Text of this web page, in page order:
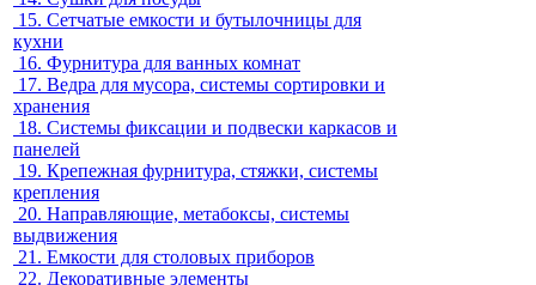
15. Сетчатые емкости и бутылочницы для
кухни
16. Фурнитура для ванных комнат
17. Ведра для мусора, системы сортировки и
хранения
18. Системы фиксации и подвески каркасов и
панелей
19. Крепежная фурнитура, стяжки, системы
крепления
20. Направляющие, метабоксы, системы
выдвижения
21. Емкости для столовых приборов
22. Декоративные элементы